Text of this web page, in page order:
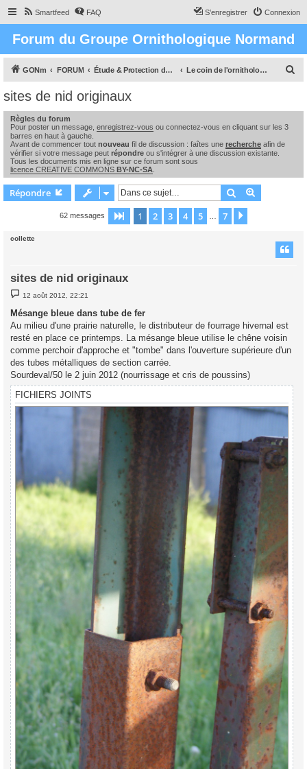
Smartfeed FAQ Connexion
S’enregistrer
Forum du Groupe Ornithologique Normand
GONm FORUM Étude & Protection des Oiseaux et de leurs milieux en Normandie Le coin de l'ornithologue : observations, études & enquêtes
sites de nid originaux
Règles du forum
Pour poster un message, enregistrez-vous ou connectez-vous en cliquant sur les 3
barres en haut à gauche.
Avant de commencer tout nouveau fil de discussion : faîtes une recherche afin de
vérifier si votre message peut répondre ou s'intégrer à une discussion existante.
Tous les documents mis en ligne sur ce forum sont sous
licence CREATIVE COMMONS BY-NC-SA
Répondre Rechercher
62 messages Page 1sur7
1 2 3 4 5 7
collette
sites de nid originaux
M
e
s
s
a
e
12 août 2012, 22:21
Mésange bleue dans tube de fer
Au milieu d'une prairie naturelle, le distributeur de fourrage hivernal est
resté en place ce printemps. La mésange bleue utilise le chêne voisin
comme perchoir d'approche et "tombe" dans l'ouverture supérieure d'un
des tubes métalliques de section carrée.
Sourdeval/50 le 2 juin 2012 (nourrissage et cris de poussins)
FICHIERS JOINTS